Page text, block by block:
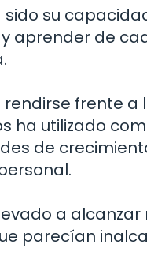
sido su
aprender de
rendirse frente a
ha utilizado
de
a
parecían